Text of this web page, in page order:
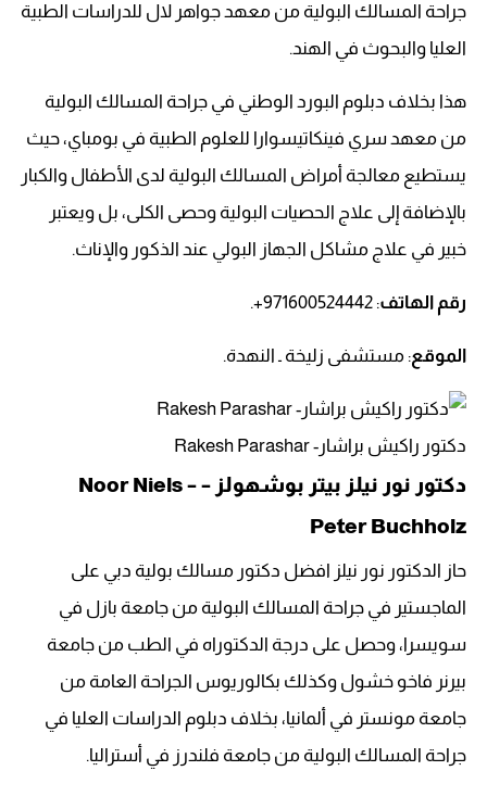
جراحة المسالك البولية من معهد جواهر لال للدراسات الطبية
العليا والبحوث في الهند.
هذا بخلاف دبلوم البورد الوطني في جراحة المسالك البولية
من معهد سري فينكاتيسوارا للعلوم الطبية في بومباي، حيث
يستطيع معالجة أمراض المسالك البولية لدى الأطفال والكبار
بالإضافة إلى علاج الحصيات البولية وحصى الكلى، بل ويعتبر
خبير في علاج مشاكل الجهاز البولي عند الذكور والإناث.
رقم الهاتف: 971600524442+.
الموقع: مستشفى زليخة ـ النهدة.
دكتور راكيش براشار- Rakesh Parashar
دكتور نور نيلز بيتر بوشهولز – Noor Niels –
Peter Buchholz
حاز الدكتور نور نيلز افضل دكتور مسالك بولية دبي على
الماجستير في جراحة المسالك البولية من جامعة بازل في
سويسرا، وحصل على درجة الدكتوراه في الطب من جامعة
بيرنر فاخو خشول وكذلك بكالوريوس الجراحة العامة من
جامعة مونستر في ألمانيا، بخلاف دبلوم الدراسات العليا في
جراحة المسالك البولية من جامعة فلندرز في أستراليا.